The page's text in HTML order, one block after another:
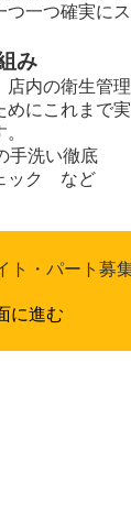
つ一つ確実に
み
店内の衛生管
めにこれまで
手洗い徹底
ック など